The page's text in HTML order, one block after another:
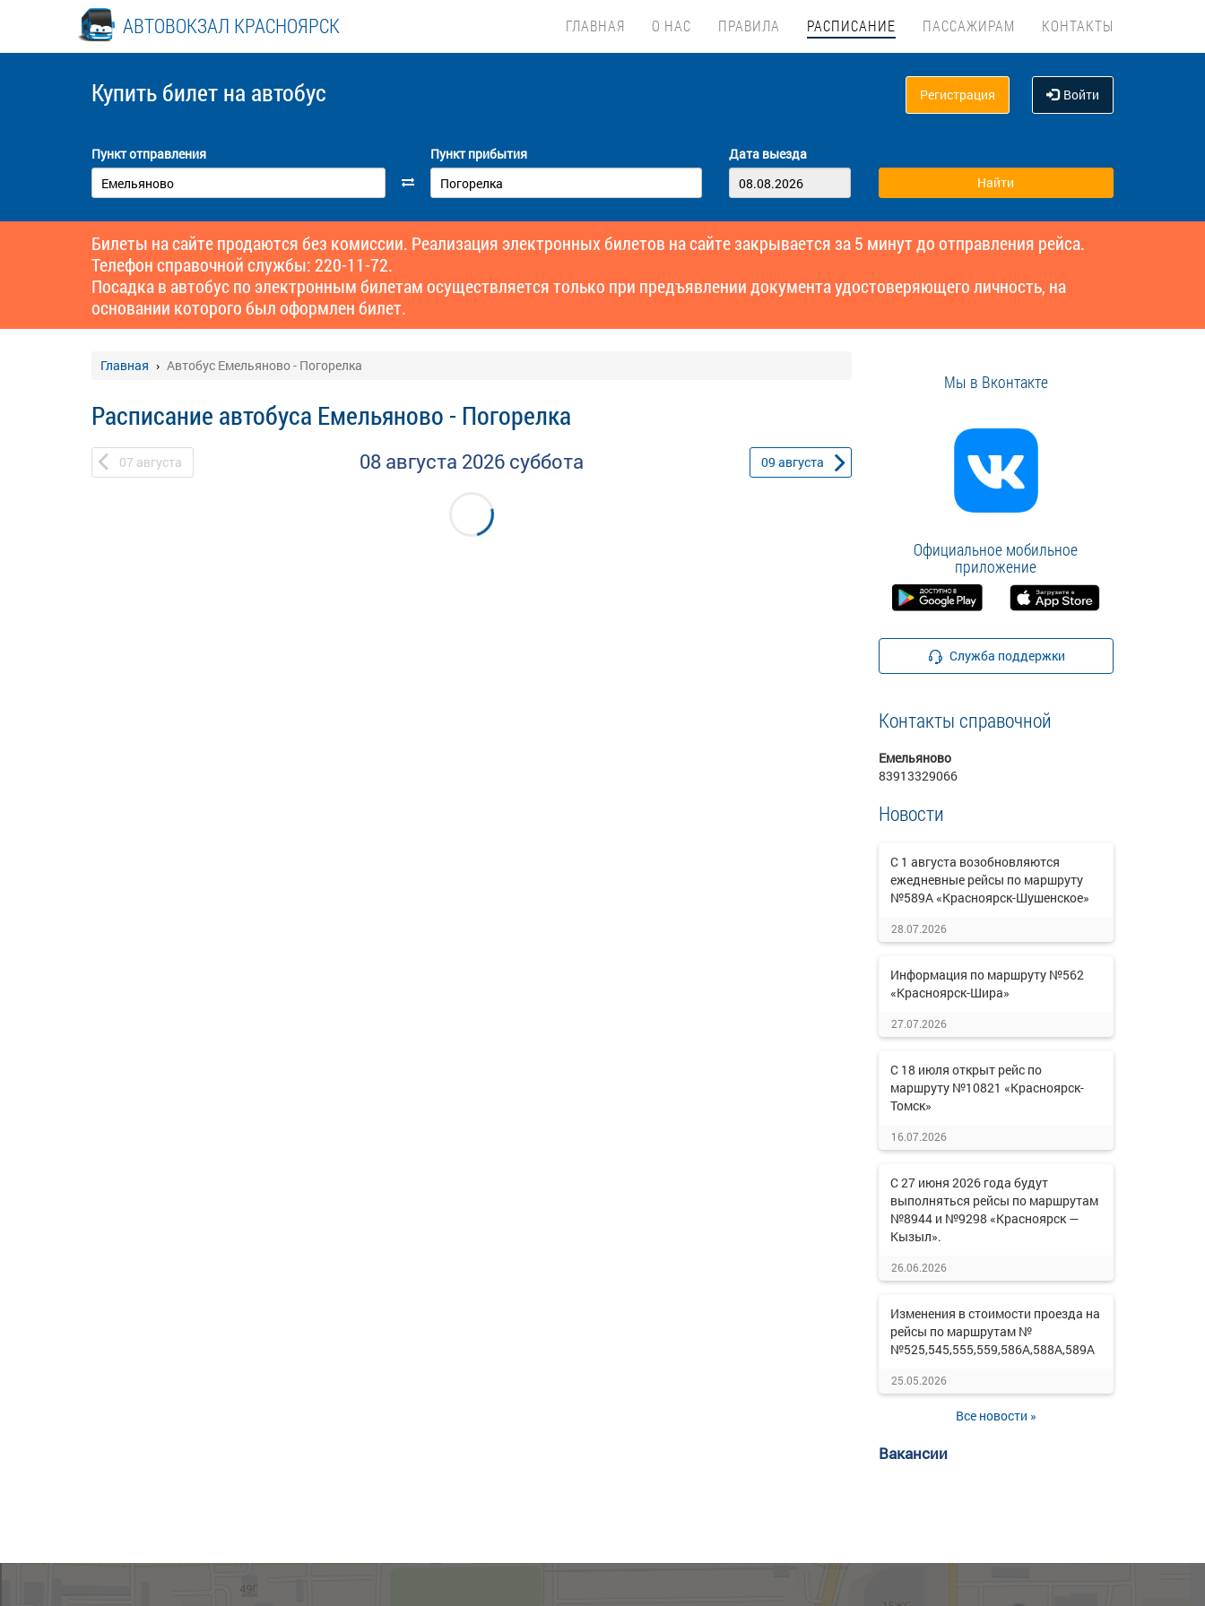
АВТОВОКЗАЛ КРАСНОЯРСК ГЛАВНАЯ О НАС ПРАВИЛА РАСПИСАНИЕ ПАССАЖИРАМ КОНТАКТЫ
Купить билет на автобус Регистрация Войти
Пункт отправления Пункт прибытия Дата выезда
Билеты на сайте продаются без комиссии. Реализация электронных билетов на сайте закрывается за 5 минут до отправления рейса.
Телефон справочной службы: 220-11-72.
Посадка в автобус по электронным билетам осуществляется только при предъявлении документа удостоверяющего личность, на
основании которого был оформлен билет.
Главная Автобус Емельяново - Погорелка
Расписание автобуса Емельяново - Погорелка
07 августа 08 августа 2026 суббота 09 августа
Мы в Вконтакте
Официальное мобильное
приложение
Служба поддержки
Контакты справочной
Емельяново
83913329066
Новости
С 1 августа возобновляются
ежедневные рейсы по маршруту
№589А «Красноярск-Шушенское»
28.07.2026
Информация по маршруту №562
«Красноярск-Шира»
27.07.2026
С 18 июля открыт рейс по
маршруту №10821 «Красноярск-
Томск»
16.07.2026
С 27 июня 2026 года будут
выполняться рейсы по маршрутам
№8944 и №9298 «Красноярск —
Кызыл».
26.06.2026
Изменения в стоимости проезда на
рейсы по маршрутам №
№525,545,555,559,586А,588А,589А
25.05.2026
Все новости »
Вакансии